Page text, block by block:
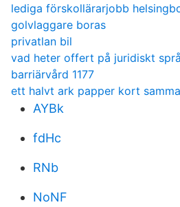
lediga förskollärarjobb
golvlaggare boras
privatlan bil
vad heter offert på juridiskt
barriärvård 1177
ett halvt ark papper kort
AYBk
fdHc
RNb
NoNF